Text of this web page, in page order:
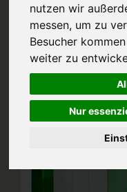
nutzen wir
messen, um zu
Besucher
weiter zu
Nur